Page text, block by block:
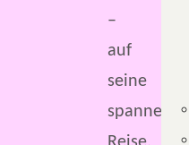
–
auf
seine
spannende